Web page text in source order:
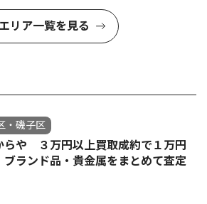
エリア一覧を見る
・磯子区
らや ３万円以上買取成約で１万円
ランド品・貴金属をまとめて査定